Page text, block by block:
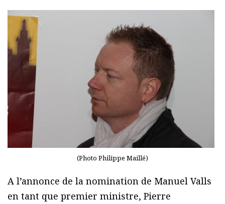
(Photo Philippe Maillé)
A l’annonce de la nomination de Manuel Valls
en tant que premier ministre, Pierre